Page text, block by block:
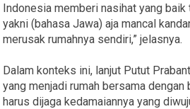
Indonesia memberi nasihat yang baik
yakni (bahasa Jawa) aja mancal
merusak rumahnya sendiri,” jelasnya.
Dalam konteks ini, lanjut Putut
yang menjadi rumah bersama
harus dijaga kedamaiannya yang